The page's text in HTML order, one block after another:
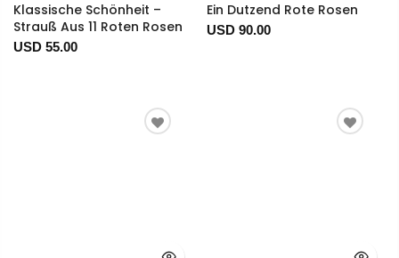
Klassische Schönheit –
Strauß Aus 11 Roten Rosen
USD 55.00
Ein Dutzend Rote Rosen
USD 90.00